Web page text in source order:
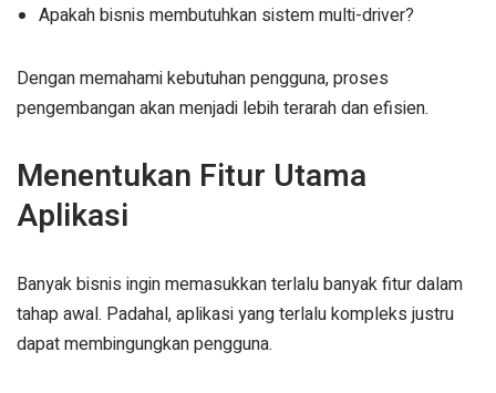
Apakah bisnis membutuhkan sistem multi-driver?
Dengan memahami kebutuhan pengguna, proses
pengembangan akan menjadi lebih terarah dan efisien.
Menentukan Fitur Utama
Aplikasi
Banyak bisnis ingin memasukkan terlalu banyak fitur dalam
tahap awal. Padahal, aplikasi yang terlalu kompleks justru
dapat membingungkan pengguna.